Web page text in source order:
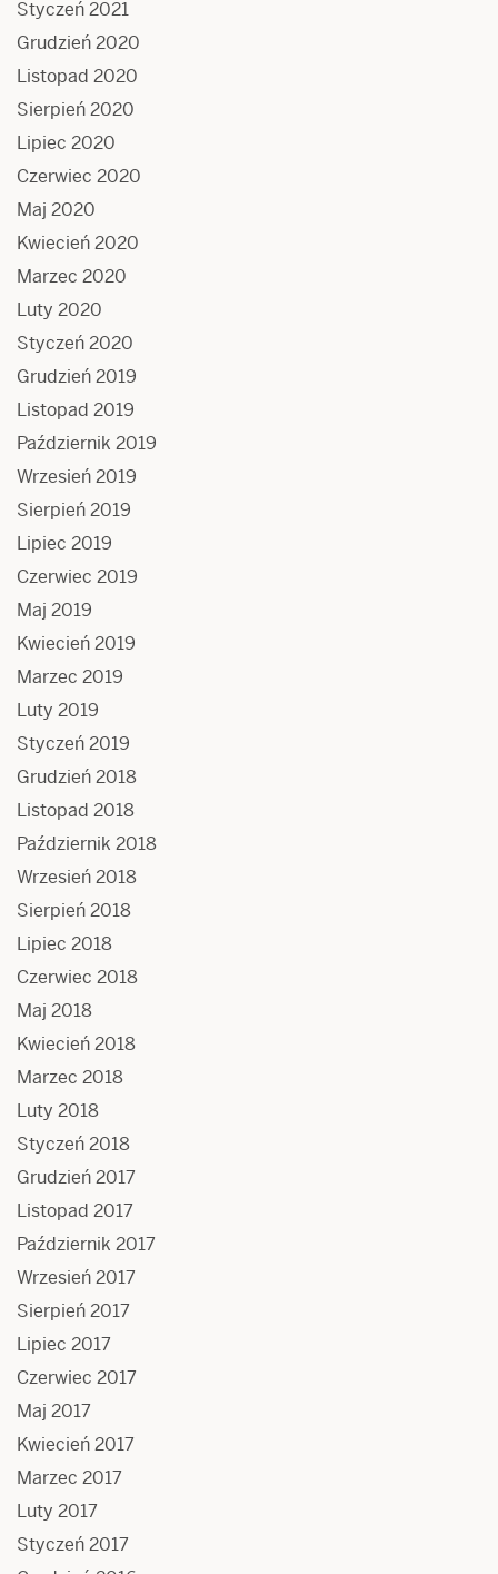
Styczeń 2021
Grudzień 2020
Listopad 2020
Sierpień 2020
Lipiec 2020
Czerwiec 2020
Maj 2020
Kwiecień 2020
Marzec 2020
Luty 2020
Styczeń 2020
Grudzień 2019
Listopad 2019
Październik 2019
Wrzesień 2019
Sierpień 2019
Lipiec 2019
Czerwiec 2019
Maj 2019
Kwiecień 2019
Marzec 2019
Luty 2019
Styczeń 2019
Grudzień 2018
Listopad 2018
Październik 2018
Wrzesień 2018
Sierpień 2018
Lipiec 2018
Czerwiec 2018
Maj 2018
Kwiecień 2018
Marzec 2018
Luty 2018
Styczeń 2018
Grudzień 2017
Listopad 2017
Październik 2017
Wrzesień 2017
Sierpień 2017
Lipiec 2017
Czerwiec 2017
Maj 2017
Kwiecień 2017
Marzec 2017
Luty 2017
Styczeń 2017